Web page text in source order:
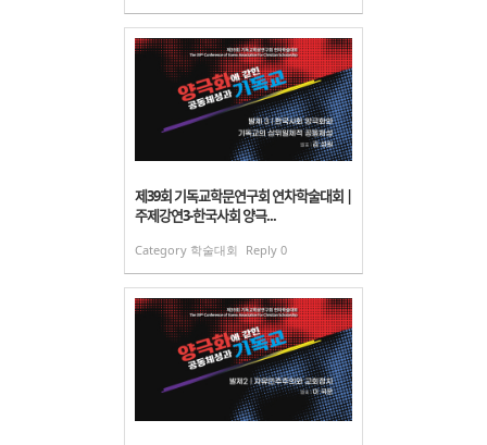
제39회 기독교학문연구회 연차학술대회 |
주제강연3-한국사회 양극...
Category 학술대회 Reply 0